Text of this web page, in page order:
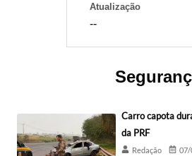
Atualização
--
Carro capota
da PRF
Redação 07/